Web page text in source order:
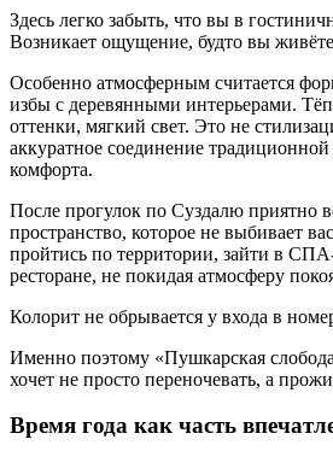
Здесь легко забыть, что вы в
Возникает ощущение, будто вы
Особенно атмосферным считается
избы с деревянными интерьерами.
оттенки, мягкий свет. Это не
аккуратное соединение
комфорта.
После прогулок по Суздалю приятно
пространство, которое не выбивает
пройтись по территории, зайти в
ресторане, не покидая атмосферу
Колорит не обрывается у входа в
Именно поэтому «Пушкарская
хочет не просто переночевать, а
Время года как часть